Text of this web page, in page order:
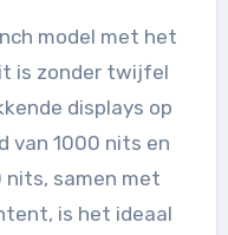
model met het
is zonder twijfel
displays op
van 1000 nits en
nits, samen met
is het ideaal